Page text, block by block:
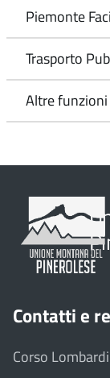
Piemonte
Trasporto
Altre funzioni
Contatti e
Corso